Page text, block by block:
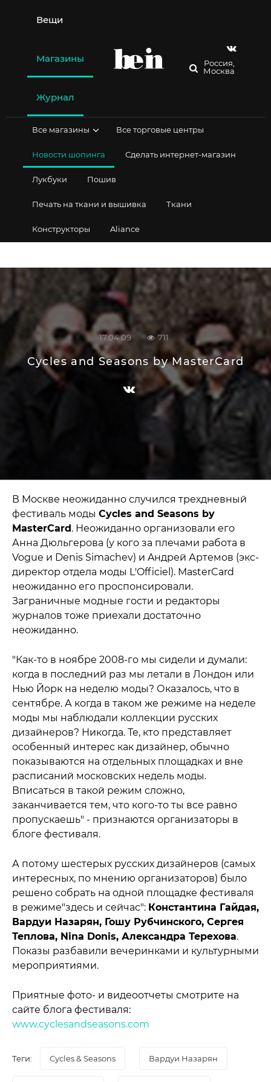
содержимому
Вещи
Магазины
Журнал
Россия,
Москва
Все магазины Все торговые центры
Новости шопинга Сделать интернет-магазин
Лукбуки Пошив
Печать на ткани и вышивка Ткани
Конструкторы Aliance
17.04.09 711
Cycles and Seasons by MasterCard
В Москве неожиданно случился трехдневный
фестиваль моды Cycles and Seasons by
MasterCard. Неожиданно организовали его
Анна Дюльгерова (у кого за плечами работа в
Vogue и Denis Simachev) и Aндрей Артемов (экс-
директор отдела моды L'Officiel). MasterCard
неожиданно его проспонсировали.
Заграничные модные гости и редакторы
журналов тоже приехали достаточно
неожиданно.
"Как-то в ноябре 2008-го мы сидели и думали:
когда в последний раз мы летали в Лондон или
Нью Йорк на неделю моды? Оказалось, что в
сентябре. А когда в таком же режиме на неделе
моды мы наблюдали коллекции русских
дизайнеров? Никогда. Те, кто представляет
особенный интерес как дизайнер, обычно
показываются на отдельных площадках и вне
расписаний московских недель моды.
Вписаться в такой режим сложно,
заканчивается тем, что кого-то ты все равно
пропускаешь" - признаются организаторы в
блоге фестиваля.
А потому шестерых русских дизайнеров (самых
интересных, по мнению организаторов) было
решено собрать на одной площадке фестиваля
в режиме"здесь и сейчас": Константина Гайдая,
Вардуи Назарян, Гошу Рубчинского, Сергея
Теплова, Nina Donis, Александра Терехова.
Показы разбавили вечеринками и культурными
мероприятиями.
Приятные фото- и видеоотчеты смотрите на
сайте блога фестиваля:
www.cyclesandseasons.com
Теги: Cycles & Seasons Вардуи Назарян